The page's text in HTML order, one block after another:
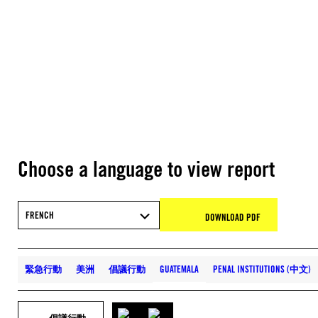
Choose a language to view report
FRENCH DOWNLOAD PDF
緊急行動 美洲 倡議行動 GUATEMALA PENAL INSTITUTIONS (中文)